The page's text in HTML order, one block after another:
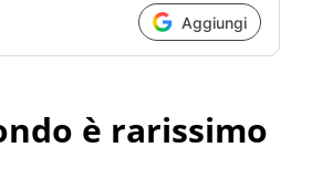
Aggiungi
è rarissimo